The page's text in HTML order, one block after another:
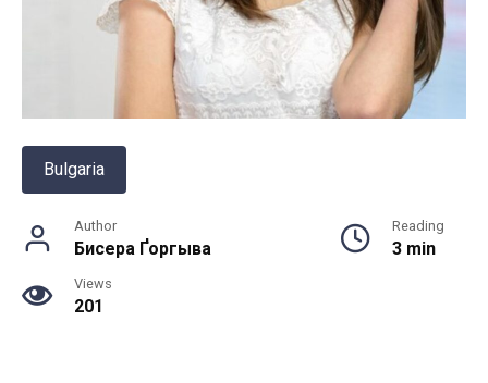
Bulgaria
Author
Бисера Ґоргыва
Reading
3 min
Views
201